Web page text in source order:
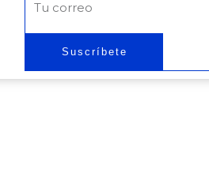
Suscríbete